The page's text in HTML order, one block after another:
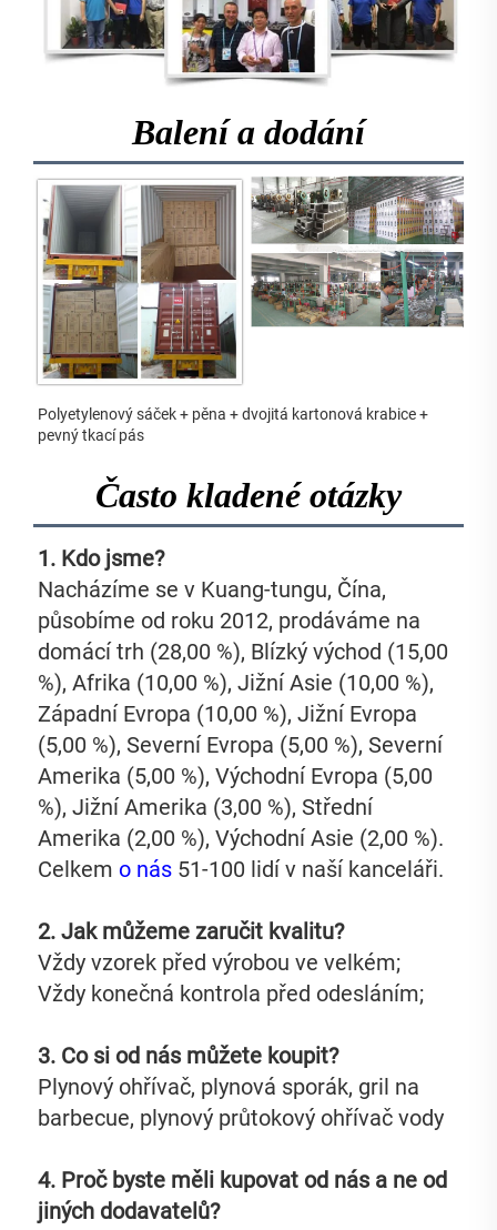
Balení a dodání
Polyetylenový sáček + pěna + dvojitá kartonová krabice +
pevný tkací pás
Často kladené otázky
1. Kdo jsme?
Nacházíme se v Kuang-tungu, Čína,
působíme od roku 2012, prodáváme na
domácí trh (28,00 %), Blízký východ (15,00
%), Afrika (10,00 %), Jižní Asie (10,00 %),
Západní Evropa (10,00 %), Jižní Evropa
(5,00 %), Severní Evropa (5,00 %), Severní
Amerika (5,00 %), Východní Evropa (5,00
%), Jižní Amerika (3,00 %), Střední
Amerika (2,00 %), Východní Asie (2,00 %).
Celkem o nás 51-100 lidí v naší kanceláři.
2. Jak můžeme zaručit kvalitu?
Vždy vzorek před výrobou ve velkém;
Vždy konečná kontrola před odesláním;
3. Co si od nás můžete koupit?
Plynový ohřívač, plynová sporák, gril na
barbecue, plynový průtokový ohřívač vody
4. Proč byste měli kupovat od nás a ne od
jiných dodavatelů?